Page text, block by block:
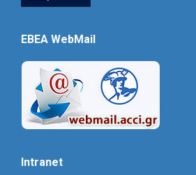
EBEA WebMail
Intranet